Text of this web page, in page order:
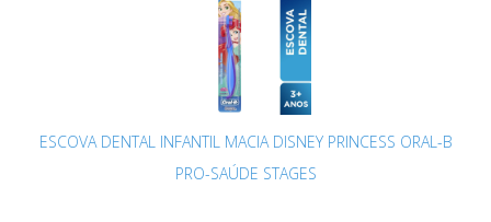
ESCOVA DENTAL INFANTIL MACIA DISNEY PRINCESS ORAL-B
PRO-SAÚDE STAGES